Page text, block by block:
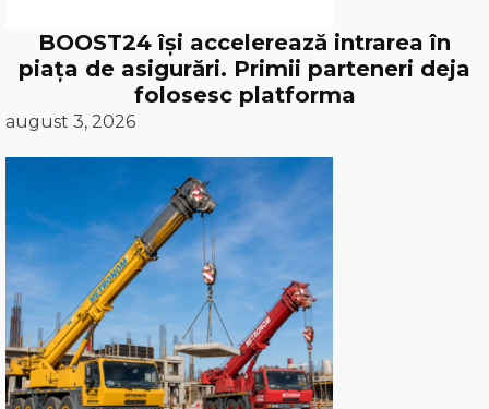
BOOST24 își accelerează intrarea în
piața de asigurări. Primii parteneri deja
folosesc platforma
august 3, 2026